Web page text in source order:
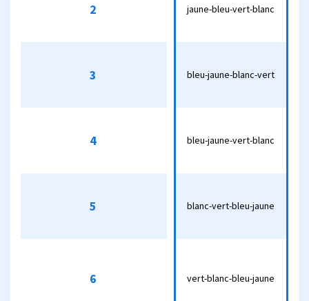
bleu-vert-
5
jaune-
6
jaune-
6
vert-bleu-
7
blanc-
8
jaune-bleu-vert-blanc
bleu-jaune-blanc-vert
bleu-jaune-vert-blanc
blanc-vert-bleu-jaune
vert-blanc-bleu-jaune
2
3
4
5
6